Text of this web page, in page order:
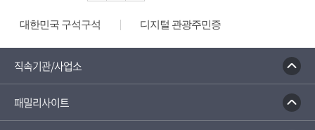
대한민국 구석구석
디지털 관광주민증
문화체육관광부
괴산장터
대한민국 구석구석
직속기관/사업소
패밀리사이트